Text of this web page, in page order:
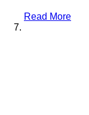
Read More